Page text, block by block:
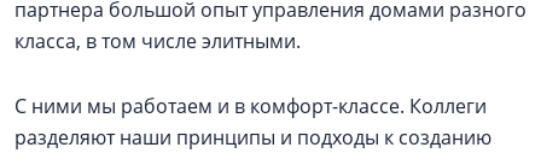
партнера большой опыт управления домами разного
класса, в том числе элитными.
С ними мы работаем и в комфорт-классе. Коллеги
разделяют наши принципы и подходы к созданию